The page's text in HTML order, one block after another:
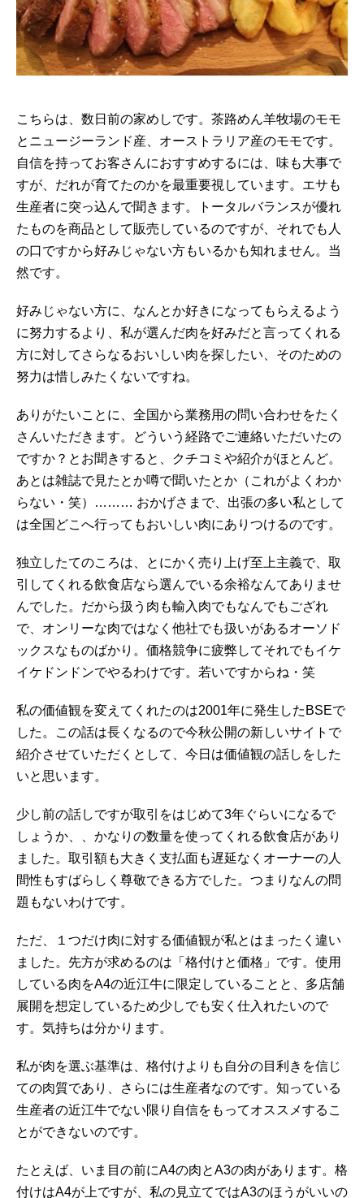
こちらは、数日前の家めしです。茶路めん羊牧場のモモ
とニュージーランド産、オーストラリア産のモモです。
自信を持ってお客さんにおすすめするには、味も大事で
すが、だれが育てたのかを最重要視しています。エサも
生産者に突っ込んで聞きます。トータルバランスが優れ
たものを商品として販売しているのですが、それでも人
の口ですから好みじゃない方もいるかも知れません。当
然です。
好みじゃない方に、なんとか好きになってもらえるよう
に努力するより、私が選んだ肉を好みだと言ってくれる
方に対してさらなるおいしい肉を探したい、そのための
努力は惜しみたくないですね。
ありがたいことに、全国から業務用の問い合わせをたく
さんいただきます。どういう経路でご連絡いただいたの
ですか？とお聞きすると、クチコミや紹介がほとんど。
あとは雑誌で見たとか噂で聞いたとか（これがよくわか
らない・笑）……… おかげさまで、出張の多い私として
は全国どこへ行ってもおいしい肉にありつけるのです。
独立したてのころは、とにかく売り上げ至上主義で、取
引してくれる飲食店なら選んでいる余裕なんてありませ
んでした。だから扱う肉も輸入肉でもなんでもござれ
で、オンリーな肉ではなく他社でも扱いがあるオーソド
ックスなものばかり。価格競争に疲弊してそれでもイケ
イケドンドンでやるわけです。若いですからね・笑
私の価値観を変えてくれたのは2001年に発生したBSEで
した。この話は長くなるので今秋公開の新しいサイトで
紹介させていただくとして、今日は価値観の話しをした
いと思います。
少し前の話しですが取引をはじめて3年ぐらいになるで
しょうか、、かなりの数量を使ってくれる飲食店があり
ました。取引額も大きく支払面も遅延なくオーナーの人
間性もすばらしく尊敬できる方でした。つまりなんの問
題もないわけです。
ただ、１つだけ肉に対する価値観が私とはまったく違い
ました。先方が求めるのは「格付けと価格」です。使用
している肉をA4の近江牛に限定していることと、多店舗
展開を想定しているため少しでも安く仕入れたいので
す。気持ちは分かります。
私が肉を選ぶ基準は、格付けよりも自分の目利きを信じ
ての肉質であり、さらには生産者なのです。知っている
生産者の近江牛でない限り自信をもってオススメするこ
とができないのです。
たとえば、いま目の前にA4の肉とA3の肉があります。格
付けはA4が上ですが、私の見立てではA3のほうがいいの